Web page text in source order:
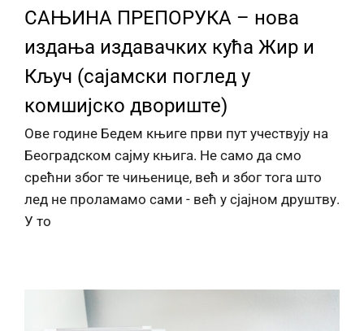
САЊИНА ПРЕПОРУКА – нова
издања издавачких кућа Жир и
Кључ (сајамски поглед у
комшијско двориште)
Ове године Бедем књиге први пут учествују на
Београдском сајму књига. Не само да смо
срећни због те чињенице, већ и због тога што
лед не проламамо сами - већ у сјајном друштву.
У то